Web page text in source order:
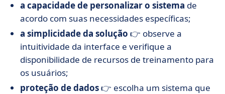
a capacidade de personalizar o sistema de
acordo com suas necessidades específicas;
a simplicidade da solução 👉 observe a
intuitividade da interface e verifique a
disponibilidade de recursos de treinamento para
os usuários;
proteção de dados👉 escolha um sistema que